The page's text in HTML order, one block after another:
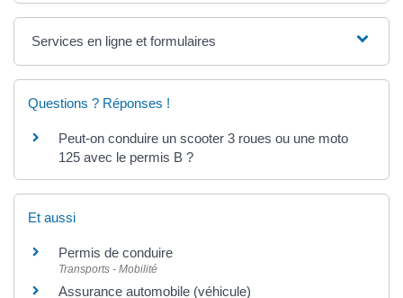
Services en ligne et formulaires
Questions ? Réponses !
Peut-on conduire un scooter 3 roues ou une moto
125 avec le permis B ?
Et aussi
Permis de conduire
Transports - Mobilité
Assurance automobile (véhicule)